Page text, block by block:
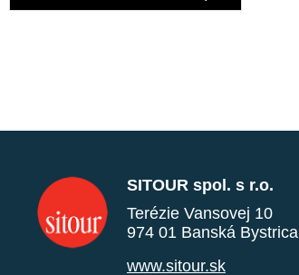
SITOUR spol. s r.o.
Terézie Vansovej 10
974 01 Banská Bystrica
www.sitour.sk